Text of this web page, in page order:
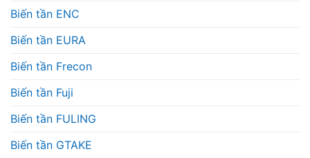
Biến tần ENC
Biến tần EURA
Biến tần Frecon
Biến tần Fuji
Biến tần FULING
Biến tần GTAKE